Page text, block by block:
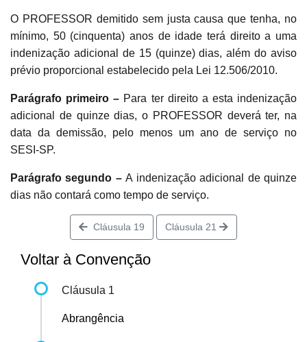
O PROFESSOR demitido sem justa causa que tenha, no
mínimo, 50 (cinquenta) anos de idade terá direito a uma
indenização adicional de 15 (quinze) dias, além do aviso
prévio proporcional estabelecido pela Lei 12.506/2010.
Parágrafo primeiro – Para ter direito a esta indenização
adicional de quinze dias, o PROFESSOR deverá ter, na
data da demissão, pelo menos um ano de serviço no
SESI-SP.
Parágrafo segundo –A indenização adicional de quinze
dias não contará como tempo de serviço.
Cláusula 19 Cláusula 21
Voltar à Convenção
Cláusula 1
Abrangência